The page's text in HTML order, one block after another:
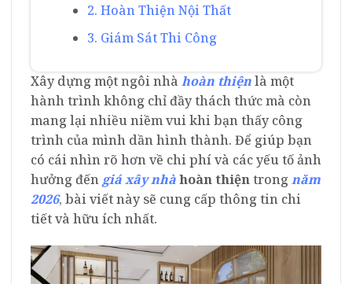
2. Hoàn Thiện Nội Thất
3. Giám Sát Thi Công
Xây dựng một ngôi nhà hoàn thiệnlà một
hành trình không chỉ đầy thách thức mà còn
mang lại nhiều niềm vui khi bạn thấy công
trình của mình dần hình thành. Để giúp bạn
có cái nhìn rõ hơn về chi phí và các yếu tố ảnh
hưởng đến giá xây nhàhoàn thiệntrongnăm
2026, bài viết này sẽ cung cấp thông tin chi
tiết và hữu ích nhất.